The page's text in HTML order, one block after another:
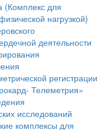
(Комплекс для
нагрузкой)
деятельности
регистрации
Телеметрия»
исследований
комплексы для